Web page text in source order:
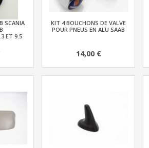
SCANIA
ET 9.5
KIT 4 BOUCHONS DE VALVE
POUR PNEUS EN ALU SAAB
14,00 €